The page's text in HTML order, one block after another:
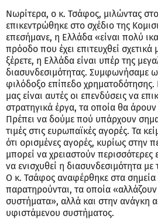
Νωρίτερα, ο κ. Τσάφος, μιλώντας
επικεντρώθηκε στο σχέδιο της
επεσήμανε, η Ελλάδα «είναι πολύ
πρόοδο που έχει επιτευχθεί
ξέρετε, η Ελλάδα είναι υπέρ της
διασυνδεσιμότητας. Συμφωνήσαμε
φιλόδοξο επίπεδο χρηματοδότησης.
μας είναι αυτές οι επενδύσεις να
στρατηγικά έργα, τα οποία θα
Πρέπει να δούμε πού υπάρχουν
τιμές στις ευρωπαϊκές αγορές. Τα
ότι ορισμένες αγορές, κυρίως στην
μπορεί να χρειαστούν περισσότερες
να ενισχυθεί η διασυνδεσιμότητα
Ο κ. Τσάφος αναφέρθηκε στα
παρατηρούνται, τα οποία
συστήματα», αλλά και στην ανάγκη
υφιστάμενου συστήματος.